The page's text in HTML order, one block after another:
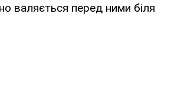
валяється перед ними біля